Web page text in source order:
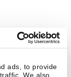
ads, to provide
We also
隐私策略